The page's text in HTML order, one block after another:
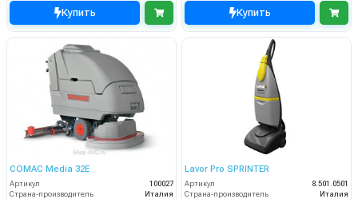
Купить Купить
COMAC Media 32E
Артикул
100027
Страна-производитель
Италия
Lavor Pro SPRINTER
Артикул
8.501.0501
Страна-производитель
Италия